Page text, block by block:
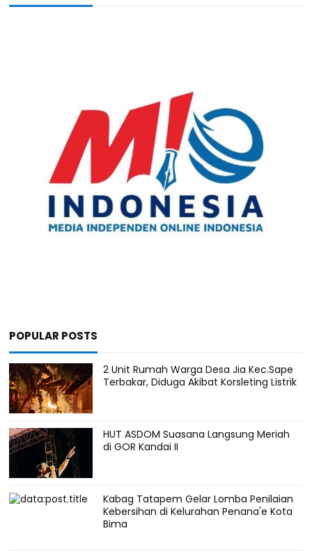
POPULAR POSTS
2 Unit Rumah Warga Desa Jia Kec.Sape
Terbakar, Diduga Akibat Korsleting Listrik
HUT ASDOM Suasana Langsung Meriah
di GOR Kandai II
Kabag Tatapem Gelar Lomba Penilaian
Kebersihan di Kelurahan Penana'e Kota
Bima